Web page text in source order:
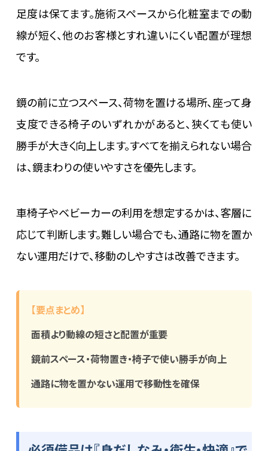
足度は保てます。施術スペースから化粧室までの動
線が短く、他のお客様とすれ違いにくい配置が理想
です。
鏡の前に立つスペース、荷物を置ける場所、座って身
支度できる椅子のいずれかがあると、狭くても使い
勝手が大きく向上します。すべてを揃えられない場合
は、鏡まわりの使いやすさを優先します。
車椅子やベビーカーの利用を想定するかは、客層に
応じて判断します。難しい場合でも、通路に物を置か
ない運用だけで、移動のしやすさは改善できます。
【要点まとめ】
面積より動線の短さと配置が重要
鏡前スペース・荷物置き・椅子で使い勝手が向上
通路に物を置かない運用で移動性を確保